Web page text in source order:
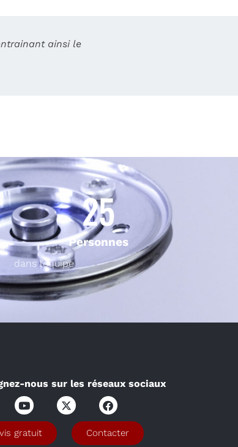
ainsi le
Personnes
25
dans l’équipe
nous sur les réseaux sociaux
gratuit Contacter